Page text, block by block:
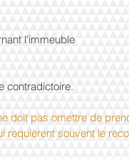
l'immeuble
contradictoire.
doit pas omettre de
requièrent souvent le